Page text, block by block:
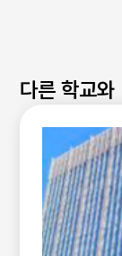
다른 학교와